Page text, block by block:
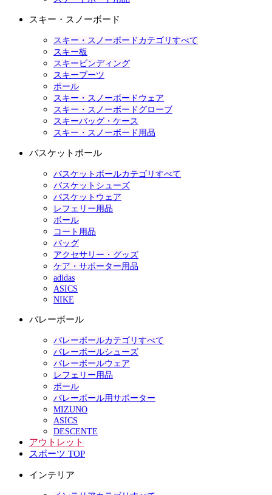
スキー・スノーボード
スキー・スノーボードカテゴリすべて
スキー板
スキービンディング
スキーブーツ
ポール
スキー・スノーボードウェア
スキー・スノーボードグローブ
スキーバッグ・ケース
スキー・スノーボード用品
バスケットボール
バスケットボールカテゴリすべて
バスケットシューズ
バスケットウェア
レフェリー用品
ボール
コート用品
バッグ
アクセサリー・グッズ
ケア・サポーター用品
adidas
ASICS
NIKE
バレーボール
バレーボールカテゴリすべて
バレーボールシューズ
バレーボールウェア
レフェリー用品
ボール
バレーボール用サポーター
MIZUNO
ASICS
DESCENTE
アウトレット
スポーツ TOP
インテリア